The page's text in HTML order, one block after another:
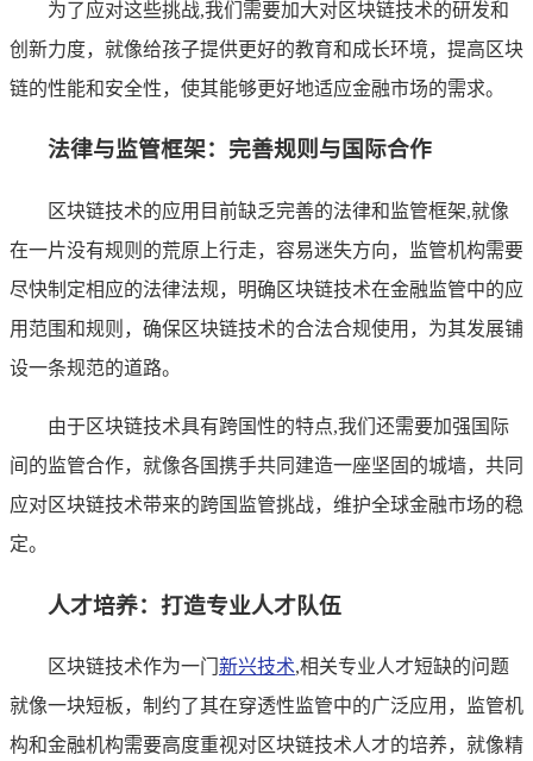
为了应对这些挑战,我们需要加大对区块链技术的研发和
创新力度，就像给孩子提供更好的教育和成长环境，提高区块
链的性能和安全性，使其能够更好地适应金融市场的需求。
法律与监管框架：完善规则与国际合作
区块链技术的应用目前缺乏完善的法律和监管框架,就像
在一片没有规则的荒原上行走，容易迷失方向，监管机构需要
尽快制定相应的法律法规，明确区块链技术在金融监管中的应
用范围和规则，确保区块链技术的合法合规使用，为其发展铺
设一条规范的道路。
由于区块链技术具有跨国性的特点,我们还需要加强国际
间的监管合作，就像各国携手共同建造一座坚固的城墙，共同
应对区块链技术带来的跨国监管挑战，维护全球金融市场的稳
定。
人才培养：打造专业人才队伍
区块链技术作为一门 新兴技术,相关专业人才短缺的问题
就像一块短板，制约了其在穿透性监管中的广泛应用，监管机
构和金融机构需要高度重视对区块链技术人才的培养，就像精